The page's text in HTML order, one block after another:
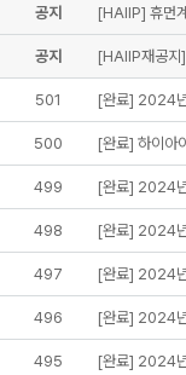
공지 [HAIIP] 휴먼
공지 [HAIIP재공지]
501 [완료] 2024
500 [완료] 하이아
499 [완료] 2024
498 [완료] 2024
497 [완료] 2024
496 [완료] 2024
495 [완료] 2024